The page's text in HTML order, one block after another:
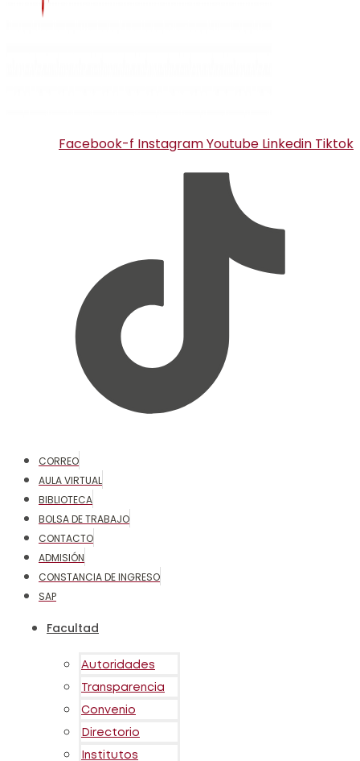
Facebook-f InstagramYoutube Linkedin Tiktok
CORREO
AULA VIRTUAL
BIBLIOTECA
BOLSA DE TRABAJO
CONTACTO
ADMISIÓN
CONSTANCIA DE INGRESO
SAP
Facultad
Autoridades
Transparencia
Convenio
Directorio
Institutos